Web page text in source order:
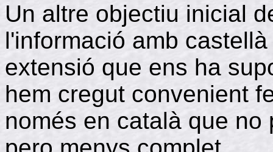
Un altre objectiu inicial
l'informació amb
extensió que ens ha
hem cregut convenient
només en català que